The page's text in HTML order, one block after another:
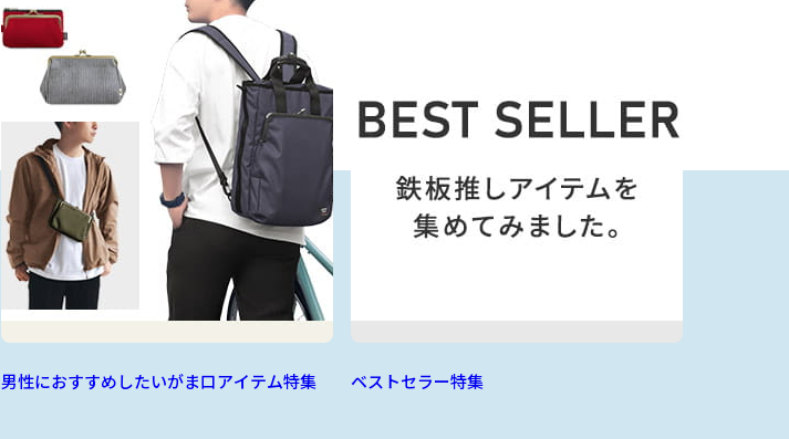
男性におすすめしたいがま口アイテム特集 ベストセラー特集